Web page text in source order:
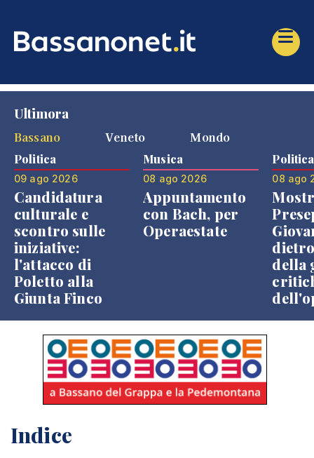
Ultimora
Bassano
Veneto Mondo
Politica
09 ago 2026
Candidatura
culturale e
scontro sulle
iniziative:
l'attacco di
Poletto alla
Giunta Finco
Musica
08 ago 2026
Appuntamento
con Bach, per
Operaestate
Politica
08 ago
della
Indice